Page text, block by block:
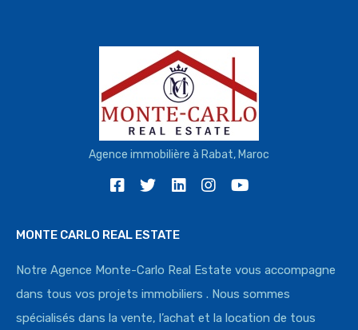
Agence immobilière à Rabat, Maroc
MONTE CARLO REAL ESTATE
Notre Agence Monte-Carlo Real Estate vous accompagne
dans tous vos projets immobiliers . Nous sommes
spécialisés dans la vente, l’achat et la location de tous